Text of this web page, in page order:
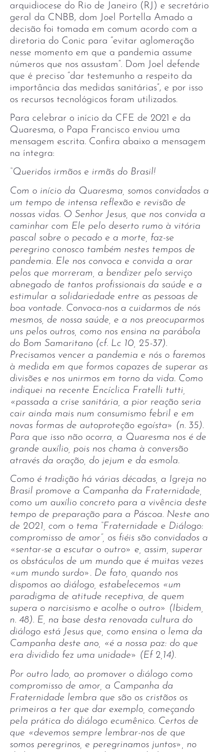
arquidiocese do Rio de Janeiro (RJ) e secretário
geral da CNBB, dom Joel Portella Amado a
decisão foi tomada em comum acordo com a
diretoria do Conic para “evitar aglomeração
nesse momento em que a pandemia assume
números que nos assustam”. Dom Joel defende
que é preciso “dar testemunho a respeito da
importância das medidas sanitárias”, e por isso
os recursos tecnológicos foram utilizados.
Para celebrar o início da CFE de 2021 e da
Quaresma, o Papa Francisco enviou uma
mensagem escrita. Confira abaixo a mensagem
na íntegra:
“Queridos irmãos e irmãs do Brasil!
Com o início da Quaresma, somos convidados a
um tempo de intensa reflexão e revisão de
nossas vidas. O Senhor Jesus, que nos convida a
caminhar com Ele pelo deserto rumo à vitória
pascal sobre o pecado e a morte, faz-se
peregrino conosco também nestes tempos de
pandemia. Ele nos convoca e convida a orar
pelos que morreram, a bendizer pelo serviço
abnegado de tantos profissionais da saúde e a
estimular a solidariedade entre as pessoas de
boa vontade. Convoca-nos a cuidarmos de nós
mesmos, de nossa saúde, e a nos preocuparmos
uns pelos outros, como nos ensina na parábola
do Bom Samaritano (cf. Lc 10, 25-37).
Precisamos vencer a pandemia e nós o faremos
à medida em que formos capazes de superar as
divisões e nos unirmos em torno da vida. Como
indiquei na recente Encíclica Fratelli tutti,
«passada a crise sanitária, a pior reação seria
cair ainda mais num consumismo febril e em
novas formas de autoproteção egoísta» (n. 35).
Para que isso não ocorra, a Quaresma nos é de
grande auxílio, pois nos chama à conversão
através da oração, do jejum e da esmola.
Como é tradição há várias décadas, a Igreja no
Brasil promove a Campanha da Fraternidade,
como um auxílio concreto para a vivência deste
tempo de preparação para a Páscoa. Neste ano
de 2021, com o tema “Fraternidade e Diálogo:
compromisso de amor”, os fiéis são convidados a
«sentar-se a escutar o outro» e, assim, superar
os obstáculos de um mundo que é muitas vezes
«um mundo surdo». De fato, quando nos
dispomos ao diálogo, estabelecemos «um
paradigma de atitude receptiva, de quem
supera o narcisismo e acolhe o outro» (Ibidem,
n. 48). E, na base desta renovada cultura do
diálogo está Jesus que, como ensina o lema da
Campanha deste ano, «é a nossa paz: do que
era dividido fez uma unidade» (Ef 2,14).
Por outro lado, ao promover o diálogo como
compromisso de amor, a Campanha da
Fraternidade lembra que são os cristãos os
primeiros a ter que dar exemplo, começando
pela prática do diálogo ecumênico. Certos de
que «devemos sempre lembrar-nos de que
somos peregrinos, e peregrinamos juntos», no